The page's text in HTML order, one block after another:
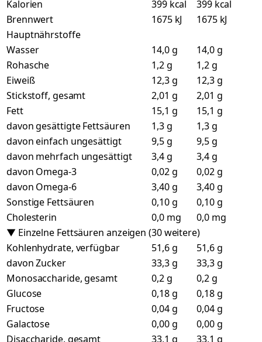
Kalorien 399 kcal
399 kcal
Brennwert
1675 kJ
1675 kJ
Hauptnährstoffe
Wasser
14,0 g
14,0 g
Rohasche
1,2 g
1,2 g
Eiweiß
12,3 g
12,3 g
Stickstoff, gesamt
2,01 g
2,01 g
Fett
15,1 g
15,1 g
davon gesättigte Fettsäuren
1,3 g
1,3 g
davon einfach ungesättigt
9,5 g
9,5 g
davon mehrfach ungesättigt
3,4 g
3,4 g
davon Omega-3
0,02 g
0,02 g
davon Omega-6
3,40 g
3,40 g
Sonstige Fettsäuren
0,10 g
0,10 g
Cholesterin
0,0 mg
0,0 mg
▼ Einzelne Fettsäuren anzeigen (30 weitere)
Kohlenhydrate, verfügbar
51,6 g
51,6 g
davon Zucker
33,3 g
33,3 g
Monosaccharide, gesamt
0,2 g
0,2 g
Glucose
0,18 g
0,18 g
Fructose
0,04 g
0,04 g
Galactose
0,00 g
0,00 g
Disaccharide, gesamt
33,1 g
33,1 g